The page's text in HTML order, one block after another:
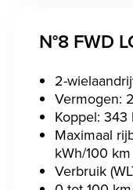
N°8 FWD
2-
Vermogen:
Koppel: 343
Maximaal
kWh/100 km
Verbruik